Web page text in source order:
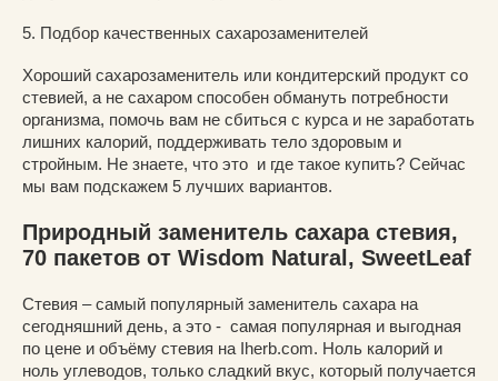
5. Подбор качественных сахарозаменителей
Хороший сахарозаменитель или кондитерский продукт со
стевией, а не сахаром способен обмануть потребности
организма, помочь вам не сбиться с курса и не заработать
лишних калорий, поддерживать тело здоровым и
стройным. Не знаете, что это и где такое купить? Сейчас
мы вам подскажем 5 лучших вариантов.
Природный заменитель сахара стевия,
70 пакетов от Wisdom Natural, SweetLeaf
Стевия – самый популярный заменитель сахара на
сегодняшний день, а это - самая популярная и выгодная
по цене и объёму стевия на Iherb.com. Ноль калорий и
ноль углеводов, только сладкий вкус, который получается